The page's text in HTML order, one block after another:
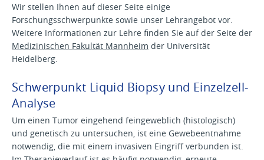
Wir stellen Ihnen auf dieser Seite einige
Forschungsschwerpunkte sowie unser Lehrangebot vor.
Weitere Informationen zur Lehre finden Sie auf der Seite der
Medizinischen Fakultät Mannheim der Universität
Heidelberg.
Schwerpunkt Liquid Biopsy und Einzelzell-
Analyse
Um einen Tumor eingehend feingeweblich (histologisch)
und genetisch zu untersuchen, ist eine Gewebeentnahme
notwendig, die mit einem invasiven Eingriff verbunden ist.